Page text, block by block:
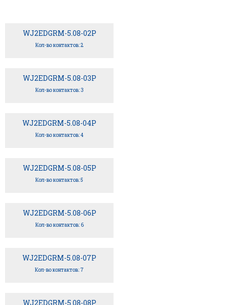
WJ2EDGRM-5.08-02P
Кол-во контактов: 2
WJ2EDGRM-5.08-03P
Кол-во контактов: 3
WJ2EDGRM-5.08-04P
Кол-во контактов: 4
WJ2EDGRM-5.08-05P
Кол-во контактов: 5
WJ2EDGRM-5.08-06P
Кол-во контактов: 6
WJ2EDGRM-5.08-07P
Кол-во контактов: 7
WJ2EDGRM-5.08-08P